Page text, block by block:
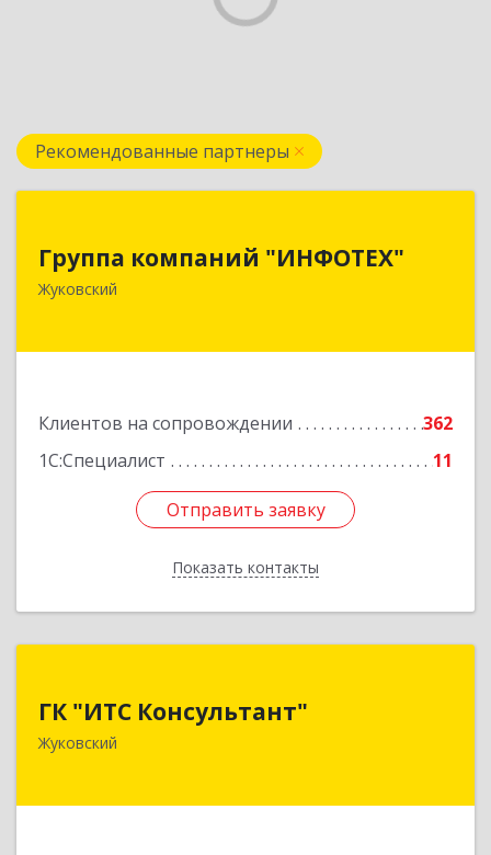
Рекомендованные партнеры
Группа компаний "ИНФОТЕХ"
Жуковский
Клиентов на сопровождении
362
1С:Специалист
11
Отправить заявку
Показать контакты
140180, Московская обл, Жуковский г, Чкалова
Подробнее
Отправить заявку
Назад
ГК "ИТС Консультант"
Жуковский
140181, Московская обл, Жуковский г,
Ломоносова ул, дом № 29А, этаж 2, пом.3
Подробнее